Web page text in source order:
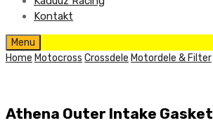
Kontakt
Skip
to
Menu
Home Motocross Crossdele Motordele & Filter
Athena Outer Intake Gasket